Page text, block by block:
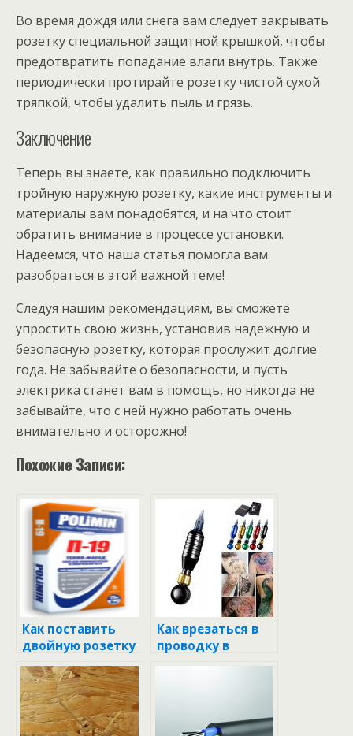
Во время дождя или снега вам следует закрывать
розетку специальной защитной крышкой, чтобы
предотвратить попадание влаги внутрь. Также
периодически протирайте розетку чистой сухой
тряпкой, чтобы удалить пыль и грязь.
Заключение
Теперь вы знаете, как правильно подключить
тройную наружную розетку, какие инструменты и
материалы вам понадобятся, и на что стоит
обратить внимание в процессе установки.
Надеемся, что наша статья помогла вам
разобраться в этой важной теме!
Следуя нашим рекомендациям, вы сможете
упростить свою жизнь, установив надежную и
безопасную розетку, которая прослужит долгие
года. Не забывайте о безопасности, и пусть
электрика станет вам в помощь, но никогда не
забывайте, что с ней нужно работать очень
внимательно и осторожно!
Похожие Записи:
Как поставить
двойную розетку
вместо
одинарной:
пошаговая
инструкция
Как врезаться в
проводку в
квартире и